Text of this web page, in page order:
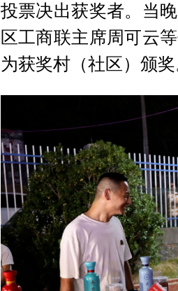
投票决出获奖者。当
区工商联主席周可云
为获奖村（社区）颁